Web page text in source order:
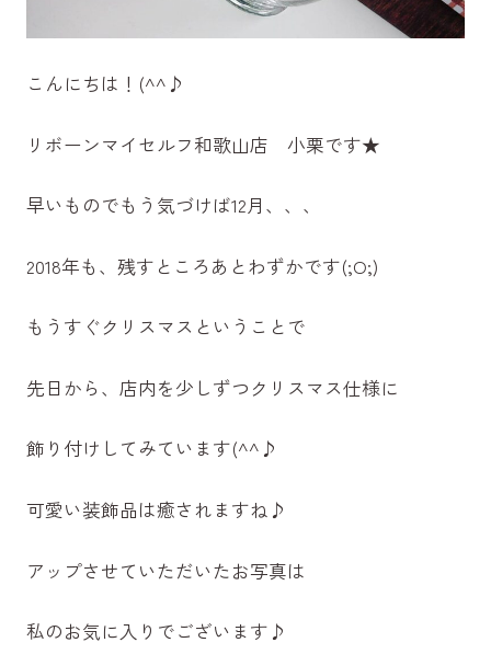
こんにちは！(^^♪
リボーンマイセルフ和歌山店 小栗です★
早いものでもう気づけば12月、、、
2018年も、残すところあとわずかです(;O;)
もうすぐクリスマスということで
先日から、店内を少しずつクリスマス仕様に
飾り付けしてみています(^^♪
可愛い装飾品は癒されますね♪
アップさせていただいたお写真は
私のお気に入りでございます♪